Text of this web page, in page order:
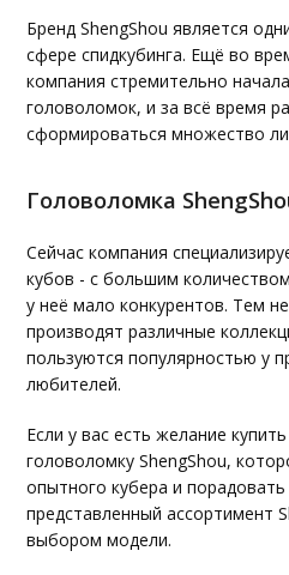
Бренд ShengShou является
сфере спидкубинга. Ещё во
компания стремительно
головоломок, и за всё время
сформироваться множество
Головоломка
Сейчас компания
кубов - с большим
у неё мало конкурентов. Тем
производят различные
пользуются популярностью у
любителей.
Если у вас есть желание
головоломку ShengShou,
опытного кубера и
представленный ассортимент
выбором модели.